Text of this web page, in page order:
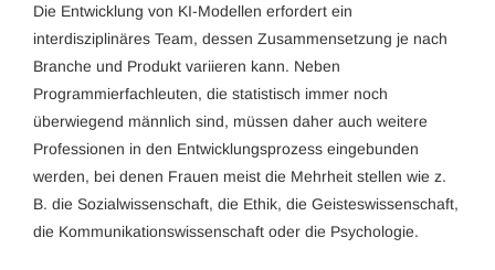
Die Entwicklung von KI-Modellen erfordert ein
interdisziplinäres Team, dessen Zusammensetzung je nach
Branche und Produkt variieren kann. Neben
Programmierfachleuten, die statistisch immer noch
überwiegend männlich sind, müssen daher auch weitere
Professionen in den Entwicklungsprozess eingebunden
werden, bei denen Frauen meist die Mehrheit stellen wie z.
B. die Sozialwissenschaft, die Ethik, die Geisteswissenschaft,
die Kommunikationswissenschaft oder die Psychologie.